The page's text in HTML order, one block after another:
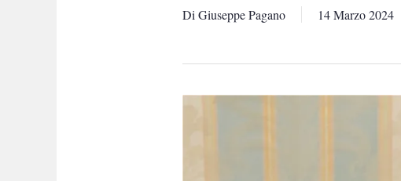
Di Giuseppe Pagano 14 Marzo 2024